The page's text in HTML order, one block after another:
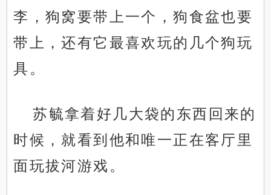
李，狗窝要带上一个，狗食盆也要
带上，还有它最喜欢玩的几个狗玩
具。
苏毓拿着好几大袋的东西回来的
时候，就看到他和唯一正在客厅里
面玩拔河游戏。